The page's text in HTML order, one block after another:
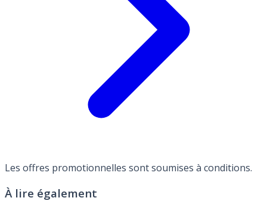
Les offres promotionnelles sont soumises à conditions.
À lire également